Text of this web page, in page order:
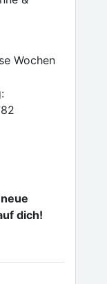
Wochen
dich!